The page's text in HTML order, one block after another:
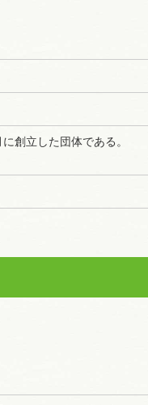
創立した団体である。